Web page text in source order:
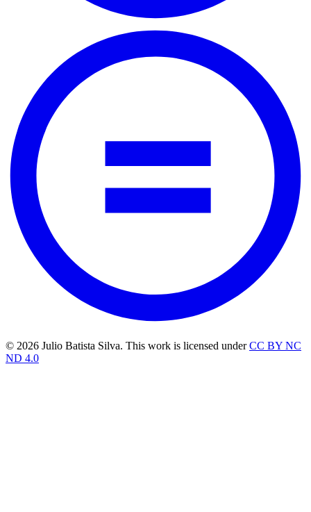
© 2026 Julio Batista Silva. This work is licensed underCC BY NC
ND 4.0